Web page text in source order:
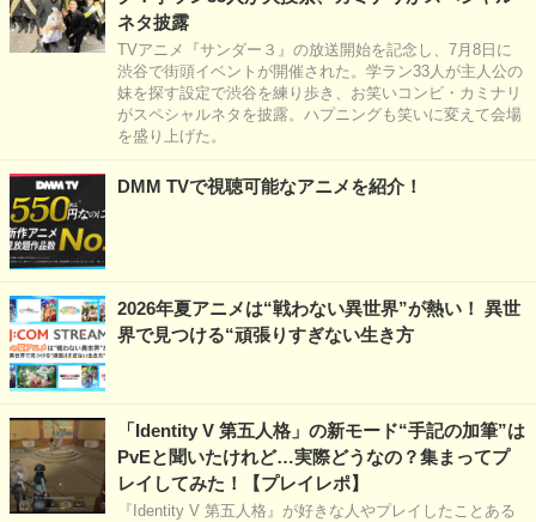
ネタ披露
TVアニメ『サンダー３』の放送開始を記念し、7月8日に
渋谷で街頭イベントが開催された。学ラン33人が主人公の
妹を探す設定で渋谷を練り歩き、お笑いコンビ・カミナリ
がスペシャルネタを披露。ハプニングも笑いに変えて会場
を盛り上げた。
DMM TVで視聴可能なアニメを紹介！
2026年夏アニメは“戦わない異世界”が熱い！ 異世
界で見つける“頑張りすぎない生き方
「Identity V 第五人格」の新モード“手記の加筆”は
PvEと聞いたけれど…実際どうなの？集まってプ
レイしてみた！【プレイレポ】
『Identity V 第五人格』が好きな人やプレイしたことある